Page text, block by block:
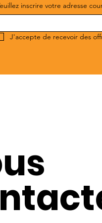
inscrire votre adresse
J'accepte de recevoir des